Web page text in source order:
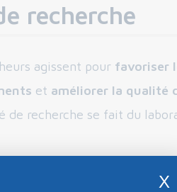
recherche
agissent pour favoriser
et améliorer la qualité
de recherche se fait du
X